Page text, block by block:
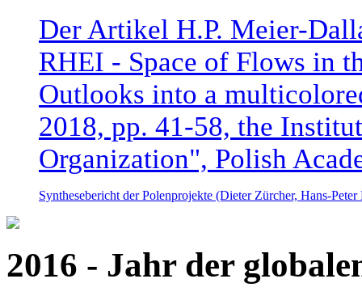
Der Artikel H.P. Meier-
RHEI - Space of Flows in
Outlooks into a
2018, pp. 41-58, the
Organization", Polish
Synthesebericht der Polenprojekte (Dieter Zürcher, Hans-
2016 - Jahr der